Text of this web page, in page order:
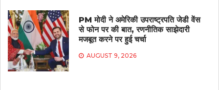
PM मोदी ने अमेरिकी उपराष्ट्रपति जेडी वेंस
से फोन पर की बात, रणनीतिक साझेदारी
मजबूत करने पर हुई चर्चा
AUGUST 9, 2026